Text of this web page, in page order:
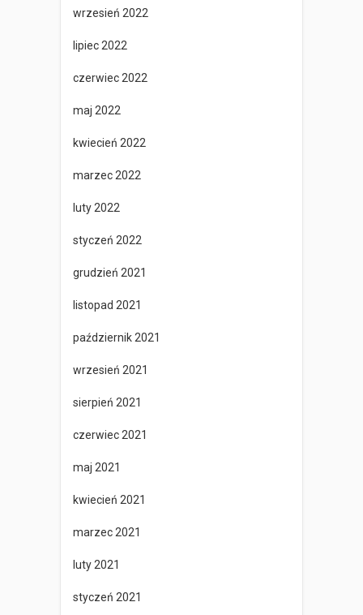
wrzesień 2022
lipiec 2022
czerwiec 2022
maj 2022
kwiecień 2022
marzec 2022
luty 2022
styczeń 2022
grudzień 2021
listopad 2021
październik 2021
wrzesień 2021
sierpień 2021
czerwiec 2021
maj 2021
kwiecień 2021
marzec 2021
luty 2021
styczeń 2021